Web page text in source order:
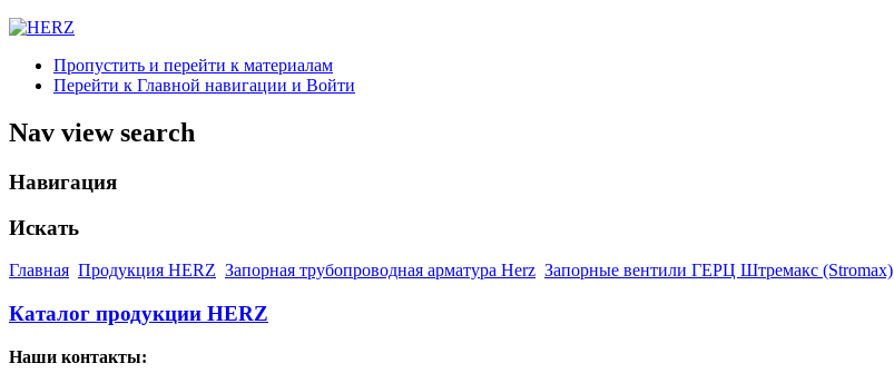
Пропустить и перейти к материалам
Перейти к Главной навигации и Войти
Nav view search
Навигация
Искать
Главная Продукция HERZ Запорная трубопроводная арматура Herz Запорные вентили ГЕРЦ Штремакс (Stromax)
Каталог продукции HERZ
Наши контакты: